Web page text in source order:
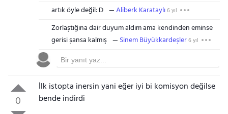
artık öyle değil: D Aliberk Karataylı6 yıl
Zorlaştığına dair duyum aldım ama kendinden eminse
gerisi şansa kalmış
Sinem Büyükkardeşler6 yıl
0
İlk istopta inersin yani eğer iyi bi komisyon değilse
bende indirdi
Gezinti Menüsü